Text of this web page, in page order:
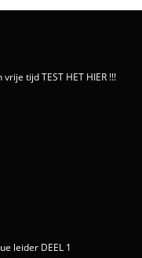
tijd TEST HET HIER !!!
leider DEEL 1